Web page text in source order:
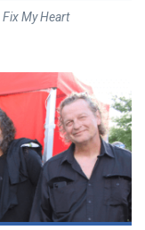
Fix My Heart